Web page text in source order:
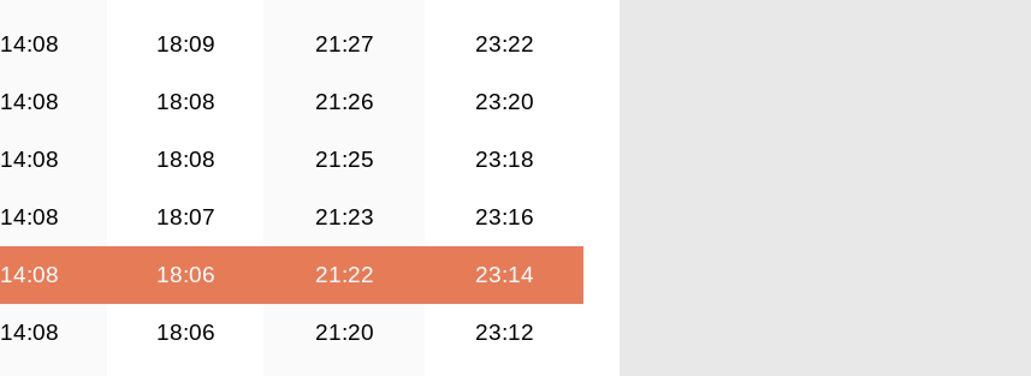
14:08 18:09 21:27 23:22
14:08 18:08 21:26 23:20
14:08 18:08 21:25 23:18
14:08 18:07 21:23 23:16
14:08 18:06 21:22 23:14
14:08 18:06 21:20 23:12